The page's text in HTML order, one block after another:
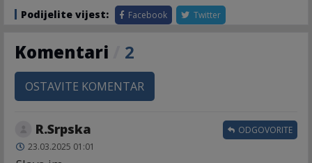
Podijelite vijest: Facebook Twitter
Komentari 2
OSTAVITE KOMENTAR
R.Srpska
23.03.2025 01:01
ODGOVORITE